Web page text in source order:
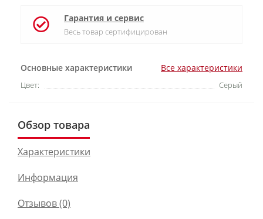
Основные характеристики Все характеристики
Цвет: Серый
Гарантия и сервис
Весь товар сертифицирован
Обзор товара
Характеристики
Информация
Отзывов (0)